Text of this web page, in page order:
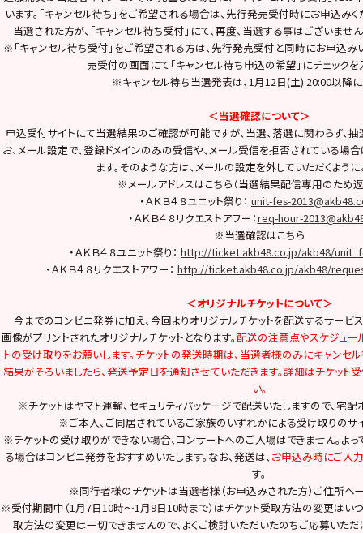
います。「キャンセル待ち」をご希望される場合は、先行発売受付時にお申込み
当選された方が、「キャンセル待ち受付」にて、再度、当選する事はございませ
※「キャンセル待ち受付」をご希望される方は、先行発売受付と同時にお申込
売受付の画面にて「キャンセル待ち申込の希望」にチェックを
※キャンセル待ち当選発表は、1月12日(土) 20:00以降に
＜当選確認について＞
申込受付サイトにて当選結果のご確認が可能ですが、当選、落選に関わらず、
お、メール設定で、登録ドメインのみの受信や、メール受信を拒否されている場
ます。そのような方は、メールの設定を外していただくように
※メールアドレスはこちら（当選結果配信専用のため
・ＡＫＢ４８ユニット祭り： unit-fes-
・ＡＫＢ４８リクエストアワー：req-hour-
※当選確認はこちら
・ＡＫＢ４８ユニット祭り： http://ticket.akb48.co.jp/akb48/
・ＡＫＢ４８リクエストアワー： http://ticket.akb48.co.jp/akb48/
＜オリジナルチケットについて＞
今までのコンビニ発券に加え、今回よりオリジナルチケットを配送するサービ
画像がプリントされたオリジナルチケットとなります。配送の注意点やスケジュー
トの受け取りをお願いします。チケットの発送時期は、当選者様のみにキャン
結果がそろいましたら、発送予定日を通知させていただきます。詳細はチケット受
い。
※チケットはヤマト運輸、セキュリティパッケージで配送いたしますので、宅
※ご本人、ご同居されているご家族のいずれかによる受け取りのサ
※チケットの受け取りができない場合、コンサートへのご入場はできません。よ
る場合はコンビニ発券をおすすめいたします。なお、発送は、 お申込み時にご入
す。
※同行者様のチケットは当選者様（お申込みされた方）ご住所へ
※受付期間中（1月7日10時～1月9日10時まで）はチケット受取方法の変更はい
取方法の変更は一切できませんので、よくご検討いただいたのちご応募いただ